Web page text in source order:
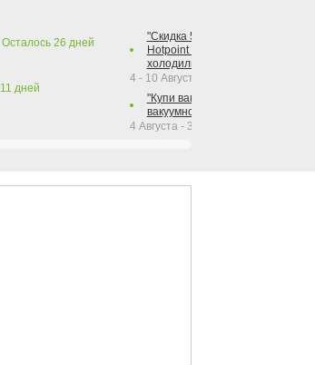
Осталось 26 дней
11 дней
"Скидка 50% на варочную
Hotpoint при покупке духового
холодильника Hotpoint!"
4 - 10 Августа 2026
"Купи вакуумный упаковщик +
вакуумного упаковщика =
4 Августа - 30 Сентября 2026